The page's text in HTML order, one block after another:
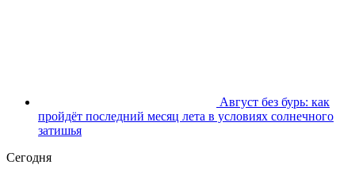
Август без бурь: как
пройдёт последний месяц лета в условиях солнечного
затишья
Сегодня